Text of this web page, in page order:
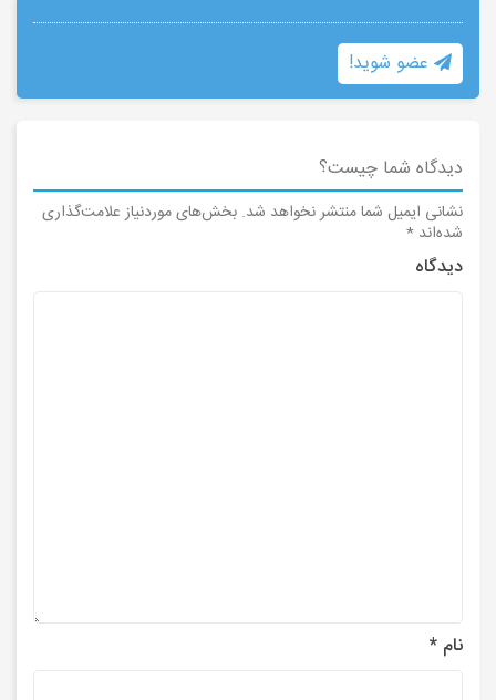
عضو شوید!
دیدگاه شما چیست؟
نشانی ایمیل شما منتشر نخواهد شد. بخش‌های موردنیاز علامت‌گذاری
شده‌اند *
دیدگاه
نام *